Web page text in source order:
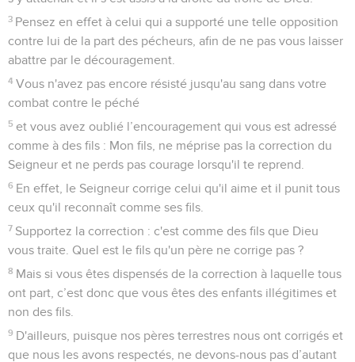
3 Pensez en effet à celui qui a supporté une telle opposition
contre lui de la part des pécheurs, afin de ne pas vous laisser
abattre par le découragement.
4 Vous n'avez pas encore résisté jusqu'au sang dans votre
combat contre le péché
5 et vous avez oublié l’encouragement qui vous est adressé
comme à des fils : Mon fils, ne méprise pas la correction du
Seigneur et ne perds pas courage lorsqu'il te reprend.
6 En effet, le Seigneur corrige celui qu'il aime et il punit tous
ceux qu'il reconnaît comme ses fils.
7 Supportez la correction : c'est comme des fils que Dieu
vous traite. Quel est le fils qu'un père ne corrige pas ?
8 Mais si vous êtes dispensés de la correction à laquelle tous
ont part, c’est donc que vous êtes des enfants illégitimes et
non des fils.
9 D'ailleurs, puisque nos pères terrestres nous ont corrigés et
que nous les avons respectés, ne devons-nous pas d’autant